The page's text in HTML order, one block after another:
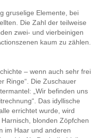
gruselige Elemente, bei
Die Zahl der teilweise
zwei- und vierbeinigen
kaum zu zählen.
– wenn auch sehr frei
Ringe“. Die Zuschauer
„Wir befinden uns
Das idyllische
errichtet wurde, wird
blonden Zöpfchen
im Haar und anderen